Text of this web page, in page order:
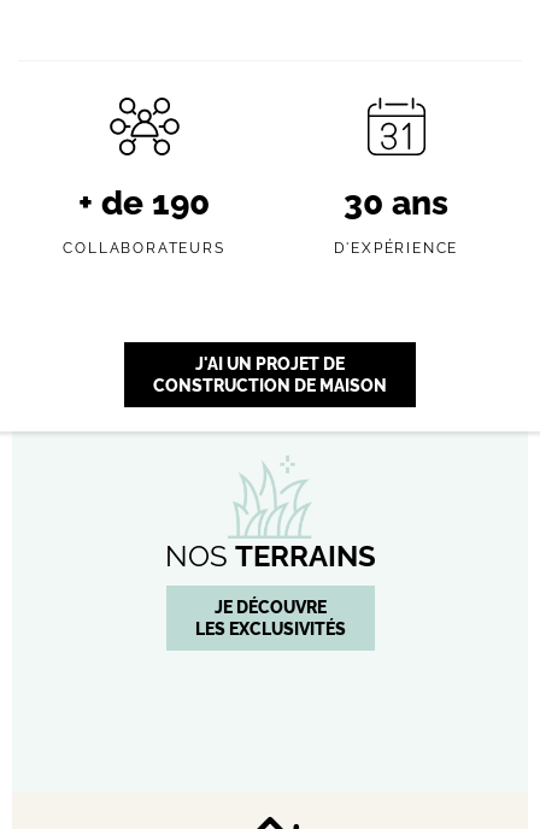
+ de 190
COLLABORATEURS
30 ans
D'EXPÉRIENCE
J'AI UN PROJET DE
CONSTRUCTION DE MAISON
NOS TERRAINS
JE DÉCOUVRE
LES EXCLUSIVITÉS